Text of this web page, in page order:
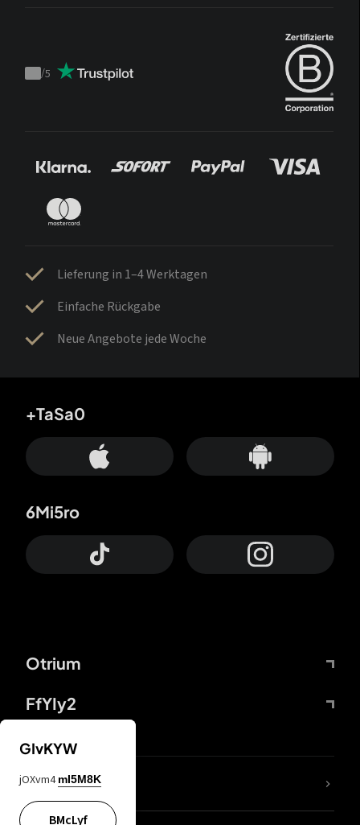
Trustpilot
/5
Lieferung in 1–4 Werktagen
Einfache Rückgabe
Neue Angebote jede Woche
Otrium
FfYIy2
+TaSa0
6Mi5ro
DDcvSo
GIvKYW
jOXvm4 mI5M8K
BMcLyf